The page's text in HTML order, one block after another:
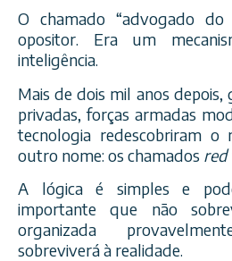
O chamado “advogado
opositor. Era um
inteligência.
Mais de dois mil anos depois,
privadas, forças armadas
tecnologia redescobriram o
outro nome: os chamados red
A lógica é simples e
importante que não
organizada
sobreviverá à realidade.